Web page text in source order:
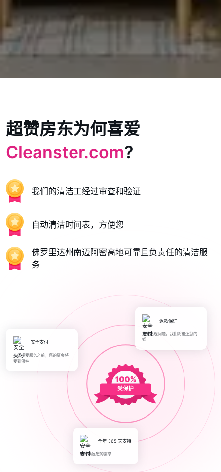
超赞房东为何喜爱
Cleanster.com?
我们的清洁工经过审查和验证
自动清洁时间表，方便您
佛罗里达州南迈阿密高地可靠且负责任的清洁服
务
受保护
安全支付
在您接受服务之前，您的资金将
受到保护
退款保证
如果出现问题，我们将退还您的
钱
全年 365 天支持
随时满足您的需求